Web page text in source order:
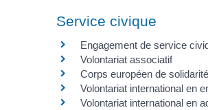
Service civique
Engagement de service
Volontariat associatif
Corps européen de
Volontariat international en
Volontariat international en